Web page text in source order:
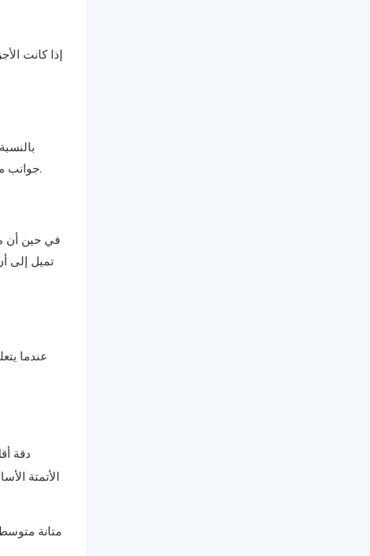
جوانب متعددة من الجزء دون إعادة ضبط موضعه. إذا كنت تقوم بتشغيل دفعات أو نماذج أولية أصغر، فقد يقدم مركز المعالجة العمودي أفضل قيمة.
في حين أن
عندما
دقة
الأتمتة
متانة